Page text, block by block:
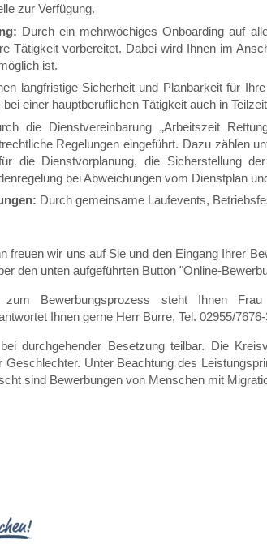
zur Verfügung.
Durch ein mehrwöchiges Onboarding auf
Tätigkeit vorbereitet. Dabei wird Ihnen im
ist.
langfristige Sicherheit und Planbarkeit für
einer hauptberuflichen Tätigkeit auch in
die Dienstvereinbarung „Arbeitszeit
Regelungen eingeführt. Dazu zählen
die Dienstvorplanung, die Sicherstellung
bei Abweichungen vom Dienstplan
Durch gemeinsame Laufevents,
freuen wir uns auf Sie und den Eingang Ihrer
den unten aufgeführten Button "Online-
Bewerbungsprozess steht Ihnen
Ihnen gerne Herr Burre, Tel. 02955/
durchgehender Besetzung teilbar. Die
Geschlechter. Unter Beachtung des
sind Bewerbungen von Menschen mit